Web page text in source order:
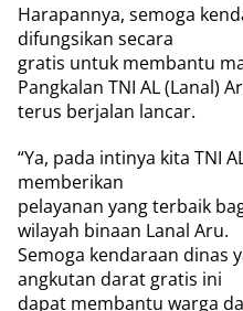
Harapannya, semoga
difungsikan secara
gratis untuk membantu
Pangkalan TNI AL (Lanal)
terus berjalan lancar.
“Ya, pada intinya kita TNI
memberikan
pelayanan yang terbaik
wilayah binaan Lanal Aru.
Semoga kendaraan dinas
angkutan darat gratis ini
dapat membantu warga